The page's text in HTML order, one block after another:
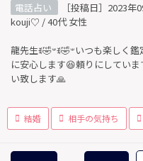
電話占い
［投稿日］2023年
kouji♡ / 40代 女性
龍先生ꉂ🤣𐤔ꉂ🤣𐤔いつも楽しく鑑定して頂きありがとうございます😆本当
に安心します😆頼りにしてい
い致します🙏
結婚 相手の気持ち